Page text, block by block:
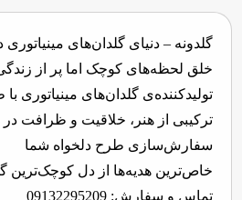
گلدونه – دنیای گلدان‌های
خلق لحظه‌های کوچک اما پر از
تولیدکننده‌ی گلدان‌های
ترکیبی از هنر، خلاقیت و ظرافت در
سفارش‌سازی طرح دلخواه شما
خاص‌ترین هدیه‌ها از دل کوچک‌ترین
تماس و سفارش: 09132295209